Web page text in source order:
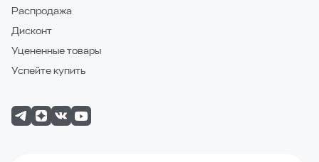
Распродажа
Дисконт
Уцененные товары
Успейте купить